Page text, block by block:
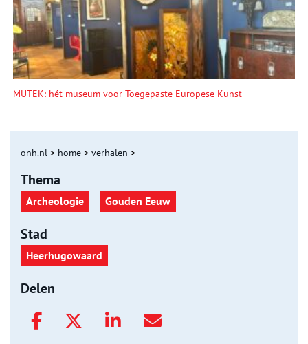
MUTEK: hét museum voor Toegepaste Europese Kunst
onh.nl > home > verhalen >
Thema
Archeologie Gouden Eeuw
Stad
Heerhugowaard
Delen